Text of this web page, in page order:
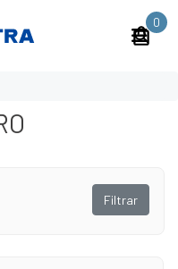
0
Filtrar